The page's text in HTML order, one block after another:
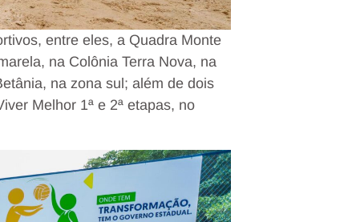
entre eles, a Quadra Monte
na Colônia Terra Nova, na
na zona sul; além de dois
Melhor 1ª e 2ª etapas, no